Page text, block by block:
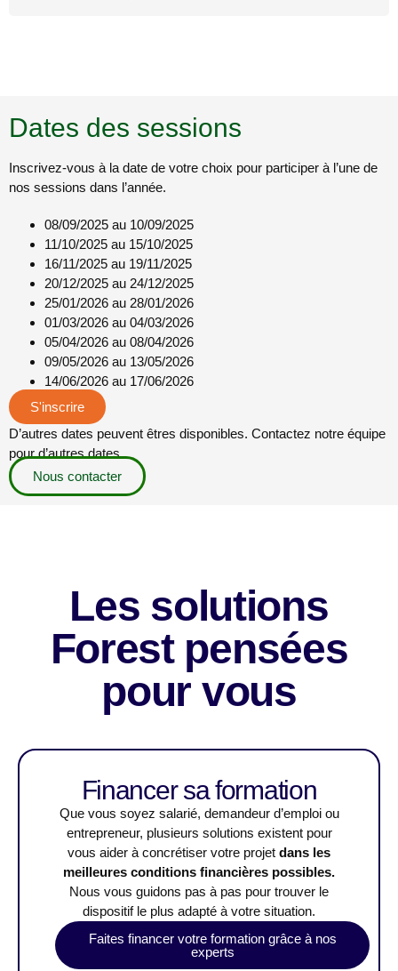
Dates des sessions
Inscrivez-vous à la date de votre choix pour participer à l’une de
nos sessions dans l’année.
08/09/2025 au 10/09/2025
11/10/2025 au 15/10/2025
16/11/2025 au 19/11/2025
20/12/2025 au 24/12/2025
25/01/2026 au 28/01/2026
01/03/2026 au 04/03/2026
05/04/2026 au 08/04/2026
09/05/2026 au 13/05/2026
14/06/2026 au 17/06/2026
S'inscrire
D’autres dates peuvent êtres disponibles. Contactez notre équipe
pour d’autres dates.
Nous contacter
Les solutions
Forest pensées
pour vous
Financer sa formation
Que vous soyez salarié, demandeur d’emploi ou
entrepreneur, plusieurs solutions existent pour
vous aider à concrétiser votre projet dans les
meilleures conditions financières possibles.
Nous vous guidons pas à pas pour trouver le
dispositif le plus adapté à votre situation.
Faites financer votre formation grâce à nos
experts